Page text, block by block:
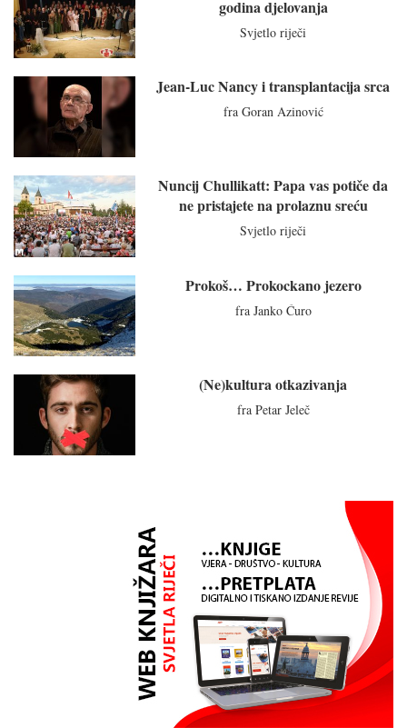
godina djelovanja
Svjetlo riječi
Jean-Luc Nancy i transplantacija srca
fra Goran Azinović
Nuncij Chullikatt: Papa vas potiče da
ne pristajete na prolaznu sreću
Svjetlo riječi
Prokoš… Prokockano jezero
fra Janko Ćuro
(Ne)kultura otkazivanja
fra Petar Jeleč